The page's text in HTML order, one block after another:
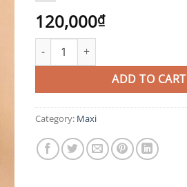
120,000₫
MAX6 quantity
ADD TO CART
Category: Maxi